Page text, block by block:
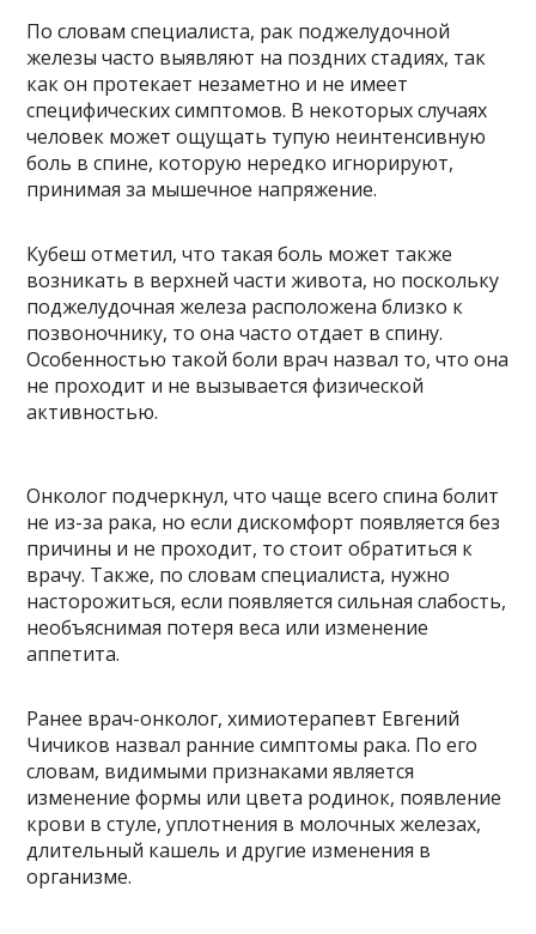
По словам специалиста, рак поджелудочной
железы часто выявляют на поздних стадиях, так
как он протекает незаметно и не имеет
специфических симптомов. В некоторых случаях
человек может ощущать тупую неинтенсивную
боль в спине, которую нередко игнорируют,
принимая за мышечное напряжение.
Кубеш отметил, что такая боль может также
возникать в верхней части живота, но поскольку
поджелудочная железа расположена близко к
позвоночнику, то она часто отдает в спину.
Особенностью такой боли врач назвал то, что она
не проходит и не вызывается физической
активностью.
Онколог подчеркнул, что чаще всего спина болит
не из-за рака, но если дискомфорт появляется без
причины и не проходит, то стоит обратиться к
врачу. Также, по словам специалиста, нужно
насторожиться, если появляется сильная слабость,
необъяснимая потеря веса или изменение
аппетита.
Ранее врач-онколог, химиотерапевт Евгений
Чичиков назвал ранние симптомы рака. По его
словам, видимыми признаками является
изменение формы или цвета родинок, появление
крови в стуле, уплотнения в молочных железах,
длительный кашель и другие изменения в
организме.